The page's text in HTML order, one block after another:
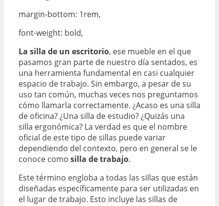
margin-bottom: 1rem,
font-weight: bold,
La silla de un escritorio, ese mueble en el que
pasamos gran parte de nuestro día sentados, es
una herramienta fundamental en casi cualquier
espacio de trabajo. Sin embargo, a pesar de su
uso tan común, muchas veces nos preguntamos
cómo llamarla correctamente. ¿Acaso es una silla
de oficina? ¿Una silla de estudio? ¿Quizás una
silla ergonómica? La verdad es que el nombre
oficial de este tipo de sillas puede variar
dependiendo del contexto, pero en general se le
conoce como silla de trabajo.
Este término engloba a todas las sillas que están
diseñadas específicamente para ser utilizadas en
el lugar de trabajo. Esto incluye las sillas de